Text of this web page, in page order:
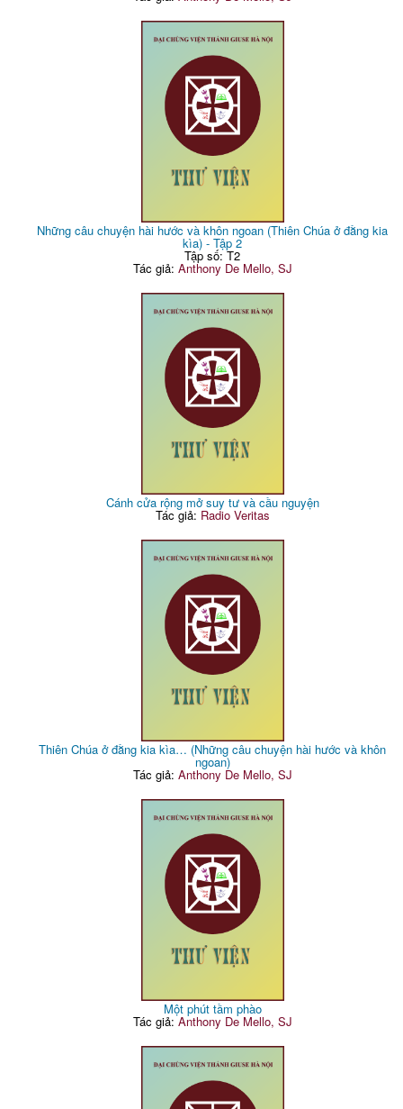
Những câu chuyện hài hước và khôn ngoan (Thiên Chúa ở đằng kia
kìa) - Tập 2
Tập số: T2
Tác giả: Anthony De Mello, SJ
Cánh cửa rộng mở suy tư và cầu nguyện
Tác giả: Radio Veritas
Thiên Chúa ở đằng kia kìa… (Những câu chuyện hài hước và khôn
ngoan)
Tác giả: Anthony De Mello, SJ
Một phút tầm phào
Tác giả:Anthony De Mello, SJ